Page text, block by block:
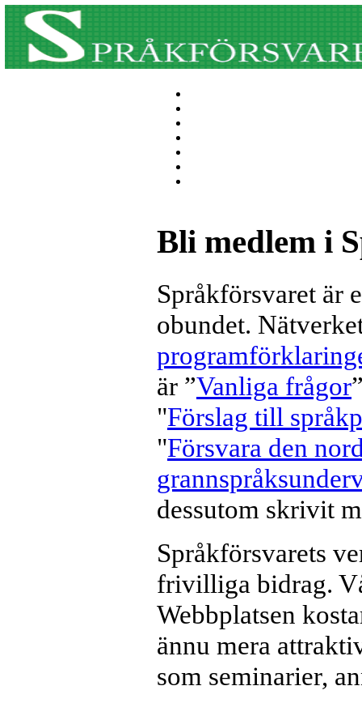
Bli medlem i
Språkförsvaret är
obundet.
är ”Vanliga frågor
"Förslag till
"Försvara den
dessutom skrivit
Språkförsvarets
frivilliga bidrag.
Webbplatsen
ännu mera
som seminarier,